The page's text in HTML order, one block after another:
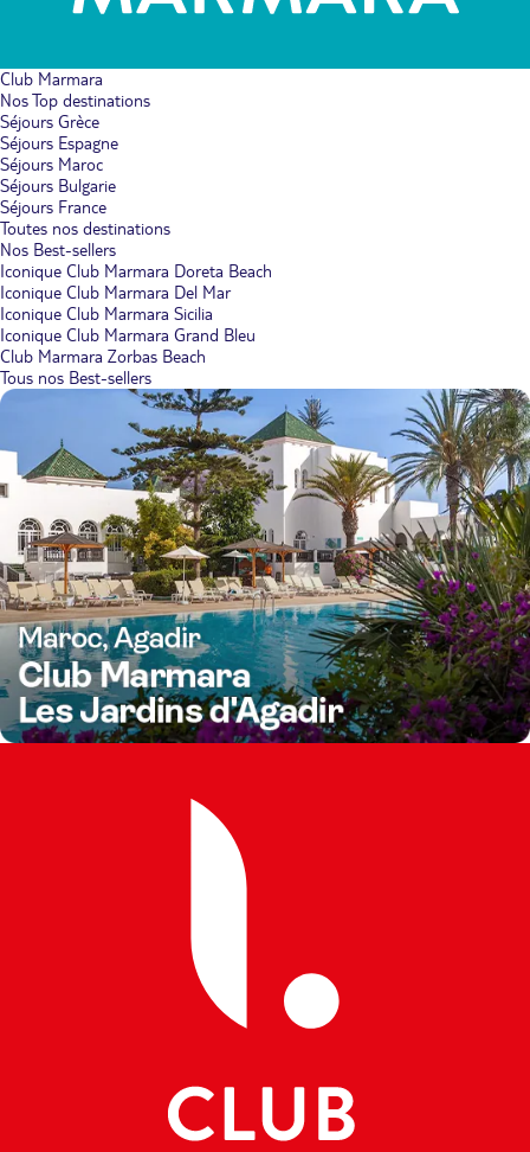
Club Marmara
Nos Top destinations
Séjours Grèce
Séjours Espagne
Séjours Maroc
Séjours Bulgarie
Séjours France
Toutes nos destinations
Nos Best-sellers
Iconique Club Marmara Doreta Beach
Iconique Club Marmara Del Mar
Iconique Club Marmara Sicilia
Iconique Club Marmara Grand Bleu
Club Marmara Zorbas Beach
Tous nos Best-sellers